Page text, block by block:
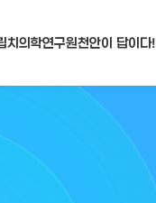
치의학연구원천안이 답이다!